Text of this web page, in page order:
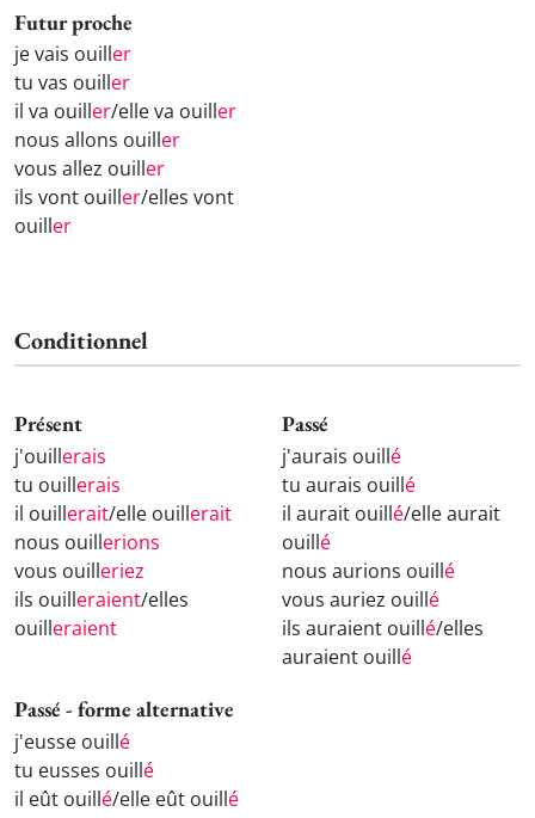
Futur proche
je vais ouiller
tu vas ouiller
il va ouiller/elle va ouiller
nous allons ouiller
vous allez ouiller
ils vont ouiller/elles vont
ouiller
Conditionnel
Présent
j'ouillerais
tu ouillerais
il ouillerait/elle ouillerait
nous ouillerions
vous ouilleriez
ils ouilleraient/elles
ouilleraient
Passé
j'aurais ouillé
tu aurais ouillé
il aurait ouillé/elle aurait
ouillé
nous aurions ouillé
vous auriez ouillé
ils auraient ouillé/elles
auraient ouillé
Passé - forme alternative
j'eusse ouillé
tu eusses ouillé
il eût ouillé/elle eût ouillé